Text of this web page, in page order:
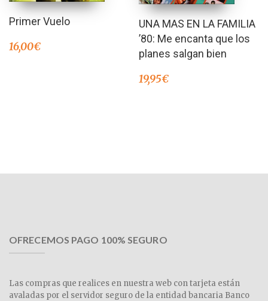
Primer Vuelo
16,00€
UNA MAS EN LA FAMILIA
’80: Me encanta que los
planes salgan bien
19,95€
OFRECEMOS PAGO 100% SEGURO
Las compras que realices en nuestra web con tarjeta están
avaladas por el servidor seguro de la entidad bancaria Banco